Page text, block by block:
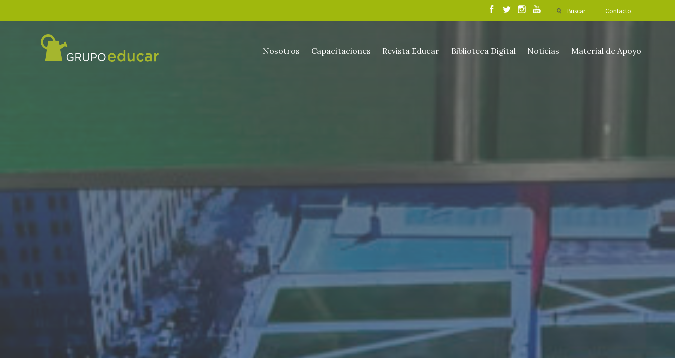
Buscar Contacto
Nosotros Capacitaciones Revista Educar Biblioteca Digital Noticias Material de Apoyo